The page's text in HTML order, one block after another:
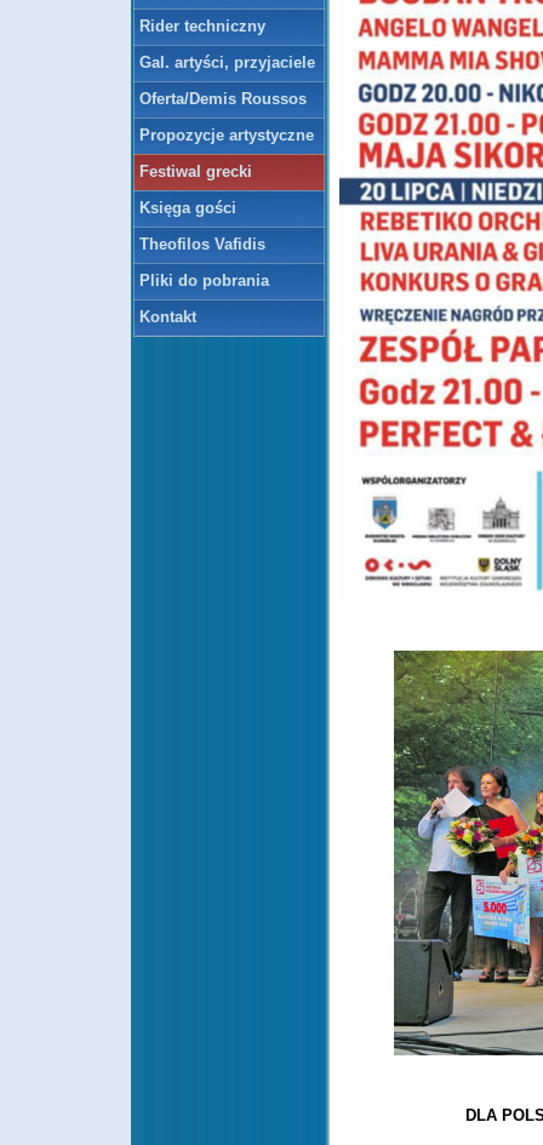
Rider techniczny
Gal. artyści, przyjaciele
Oferta/Demis Roussos
Propozycje artystyczne
Festiwal grecki
Księga gości
Theofilos Vafidis
Pliki do pobrania
Kontakt
DLA